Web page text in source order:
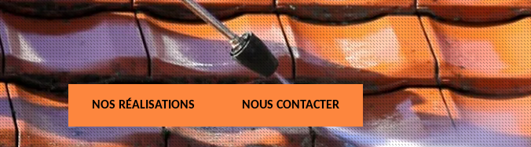
NOS RÉALISATIONS NOUS CONTACTER